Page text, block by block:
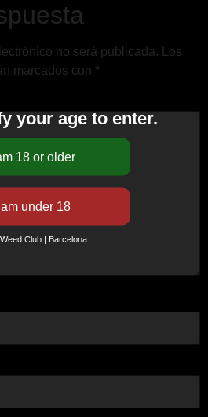
no será publicada.
Los
marcados con *
your age to enter.
Club | Barcelona